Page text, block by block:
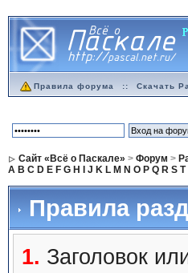
Правила форума :: Скачать
Сайт «Всё о Паскале» > Форум >
A B C D E F G H J K L M N O P Q R S T
Правила
1. Заголовок